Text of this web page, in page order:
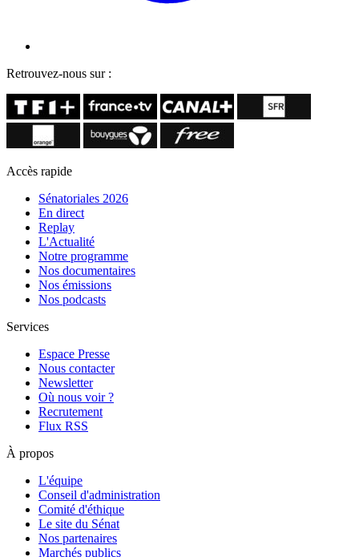
Retrouvez-nous sur :
Accès rapide
Sénatoriales 2026
En direct
Replay
L'Actualité
Notre programme
Nos documentaires
Nos émissions
Nos podcasts
Services
Espace Presse
Nous contacter
Newsletter
Où nous voir ?
Recrutement
Flux RSS
À propos
L'équipe
Conseil d'administration
Comité d'éthique
Le site du Sénat
Nos partenaires
Marchés publics